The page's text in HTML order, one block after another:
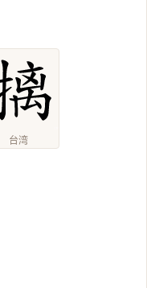
台湾